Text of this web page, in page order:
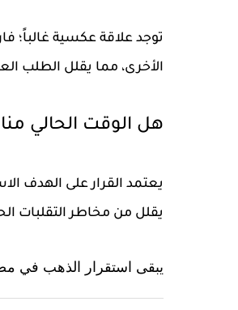
توجد علاقة عكسية غالباً؛
الأخرى، مما يقلل الطلب
هل الوقت الحالي
يعتمد القرار على الهدف
يقلل من مخاطر التقلبات
يبقى استقرار الذهب في مصر